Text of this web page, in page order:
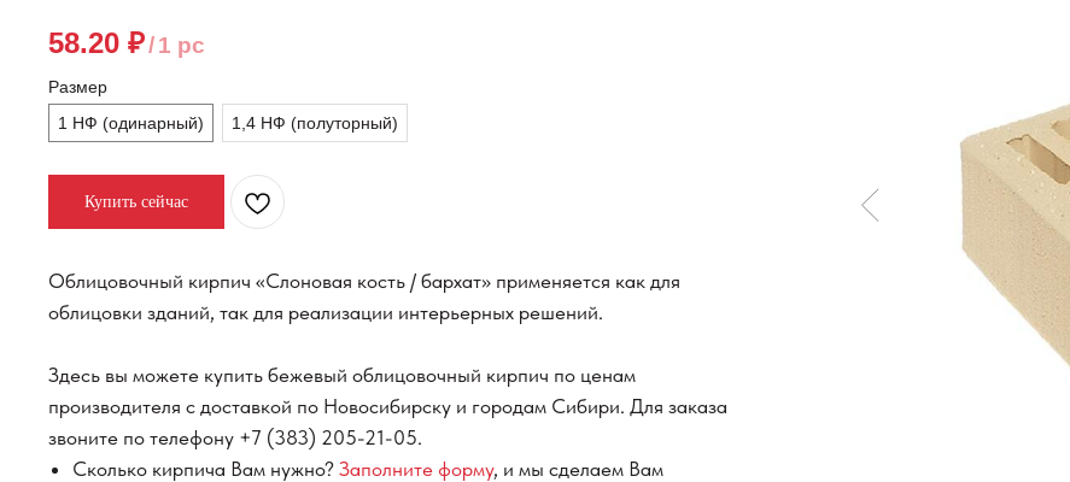
58.20 ₽/1 pc
Размер
1 НФ (одинарный)
1,4 НФ (полуторный)
Купить сейчас
Облицовочный кирпич «Слоновая кость / бархат» применяется как для
облицовки зданий, так для реализации интерьерных решений.
Здесь вы можете купить бежевый облицовочный кирпич по ценам
производителя с доставкой по Новосибирску и городам Сибири. Для заказа
звоните по телефону +7 (383) 205-21-05.
Сколько кирпича Вам нужно? Заполните форму, и мы сделаем Вам